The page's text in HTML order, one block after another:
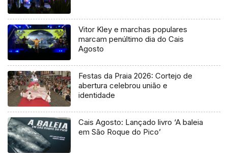
Vitor Kley e marchas populares
marcam penúltimo dia do Cais
Agosto
Festas da Praia 2026: Cortejo de
abertura celebrou união e
identidade
Cais Agosto: Lançado livro ‘A baleia
em São Roque do Pico’